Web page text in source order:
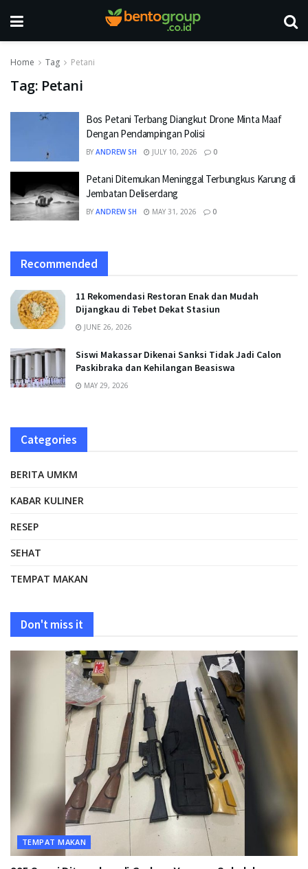
Home Tag Petani
Tag: Petani
Bos Petani Terbang Diangkut Drone Minta Maaf
Dengan Pendampingan Polisi
BY ANDREW SH JULY 10, 2026 0
Petani Ditemukan Meninggal Terbungkus Karung di
Jembatan Deliserdang
BY ANDREW SH MAY 31, 2026 0
Recommended
11 Rekomendasi Restoran Enak dan Mudah
Dijangkau di Tebet Dekat Stasiun
JUNE 26, 2026
Siswi Makassar Dikenai Sanksi Tidak Jadi Calon
Paskibraka dan Kehilangan Beasiswa
MAY 29, 2026
Categories
BERITA UMKM
KABAR KULINER
RESEP
SEHAT
TEMPAT MAKAN
Don't miss it
TEMPAT MAKAN